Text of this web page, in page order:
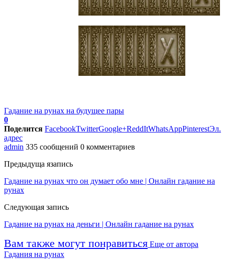
Гадание на рунах на будущее пары
0
Поделится FacebookTwitterGoogle+ReddItWhatsAppPinterestЭл.
адрес
admin 335 сообщений 0 комментариев
Предыдуща язапись
Гадание на рунах что он думает обо мне | Онлайн гадание на
рунах
Следующая запись
Гадание на рунах на деньги | Онлайн гадание на рунах
Вам также могут понравиться Еще от автора
Гадания на рунах